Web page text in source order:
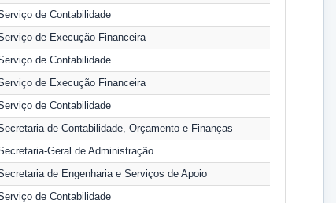
de Contabilidade
de Execução Financeira
de Contabilidade
de Execução Financeira
de Contabilidade
de Contabilidade, Orçamento e Finanças
Geral de Administração
de Engenharia e Serviços de Apoio
de Contabilidade